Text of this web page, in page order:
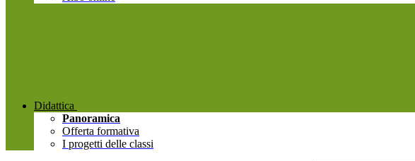
Didattica
Panoramica
Offerta formativa
I progetti delle classi